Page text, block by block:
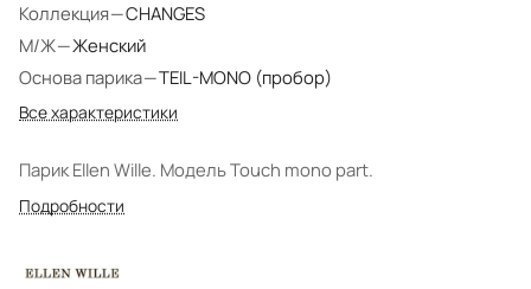
Коллекция—CHANGES
М/Ж—Женский
Основа парика—TEIL-MONO (пробор)
Все характеристики
Парик Ellen Wille. Модель Touch mono part.
Подробности